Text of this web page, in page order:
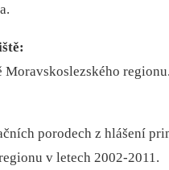
Moravskoslezského
porodech z hlášení
v letech 2002-2011.